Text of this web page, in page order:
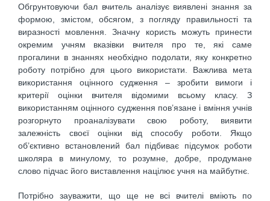
Обгрунтовуючи бал вчитель аналізує виявлені знання за
формою, змістом, обсягом, з погляду правильності та
виразності мовлення. Значну користь можуть принести
окремим учням вказівки вчителя про те, які саме
прогалини в знаннях необхідно подолати, яку конкретно
роботу потрібно для цього використати. Важлива мета
використання оцінного судження – зробити вимоги і
критерії оцінки вчителя відомими всьому класу. З
використанням оцінного судження пов’язане і вміння учнів
розгорнуто проаналізувати свою роботу, виявити
залежність своєї оцінки від способу роботи. Якщо
об’єктивно встановлений бал підбиває підсумок роботи
школяра в минулому, то розумне, добре, продумане
слово підчас його виставлення націлює учня на майбутнє.
Потрібно зауважити, що ще не всі вчителі вміють по